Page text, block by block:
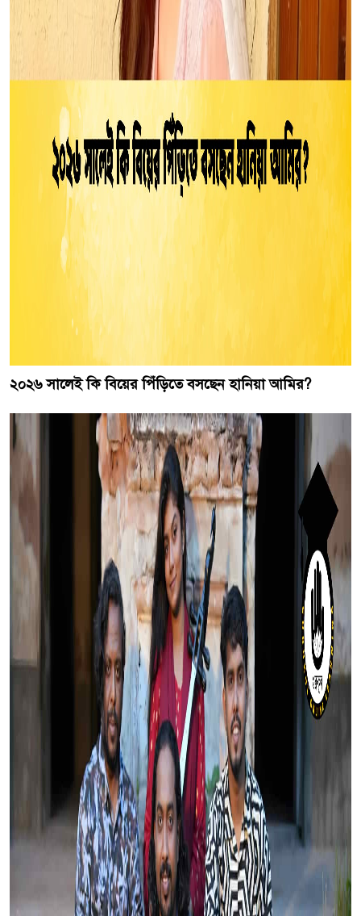
২০২৬ সালেই কি বিয়ের পিঁড়িতে বসছেন হানিয়া আমির?